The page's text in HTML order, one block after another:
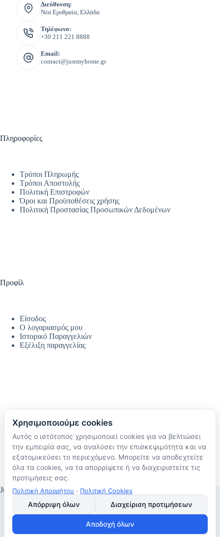
Διεύθυνση:
Νέα Ερυθραία, Ελλάδα
Τηλέφωνο:
+30 211 221 8888
Email:
contact@justmyhome.gr
Πληροφορίες
Τρόποι Πληρωμής
Τρόποι Αποστολής
Πολιτική Επιστροφών
Όροι και Προϋποθέσεις χρήσης
Πολιτική Προστασίας Προσωπικών Δεδομένων
Προφίλ
Είσοδος
Ο λογαριασμός μου
Ιστορικό Παραγγελιών
Εξέλιξη παραγγελίας
Ακολουθήστε μας
TikTok
Instagram
Facebook
JustMyHome © Copyright 2026
Χρησιμοποιούμε cookies
Αυτός ο ιστότοπος χρησιμοποιεί cookies για να βελτιώσει
την εμπειρία σας, να αναλύσει την επισκεψιμότητα και να
εξατομικεύσει το περιεχόμενο. Μπορείτε να αποδεχτείτε
όλα τα cookies, να τα απορρίψετε ή να διαχειριστείτε τις
προτιμήσεις σας.
Πολιτική Απορρήτου · Πολιτική Cookies
Απόρριψη όλων Διαχείριση προτιμήσεων
Αποδοχή όλων